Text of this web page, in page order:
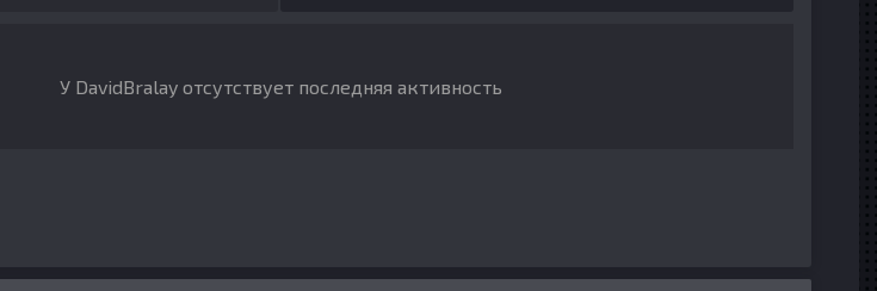
У DavidBralay отсутствует последняя активность